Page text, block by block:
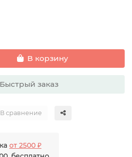
В корзину
Быстрый заказ
В сравнение
от 2500 ₽